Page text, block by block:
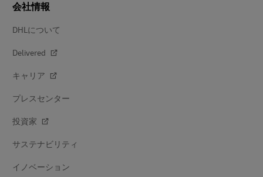
会社情報
DHLについて
Delivered
キャリア
プレスセンター
投資家
サステナビリティ
イノベーション